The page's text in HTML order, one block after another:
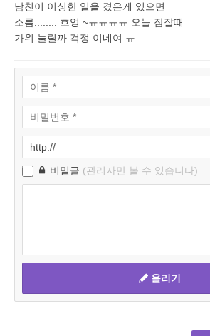
남친이 이싱한 일을 겼은게 있으면
소름........ 흐엉 ~ㅠㅠㅠㅠ 오늘 잠잘때
가위 눌릴까 걱정 이네여 ㅠ...
비밀글 (관리자만 볼 수 있습니다)
올리기